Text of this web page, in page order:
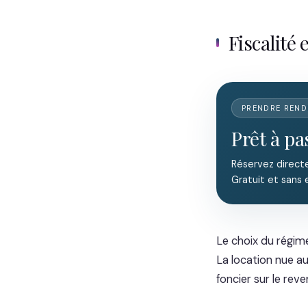
Fiscalité
PRENDRE
Prêt à
Réservez
Gratuit et sans
Le choix du
La location nue
foncier sur le